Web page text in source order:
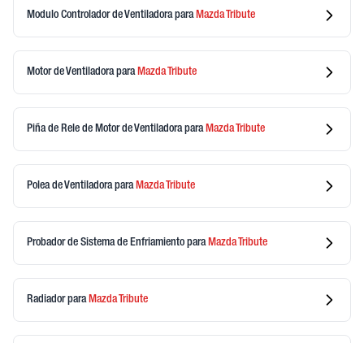
Modulo Controlador de Ventiladorapara MazdaTribute
Motor de Ventiladorapara MazdaTribute
Piña de Rele de Motor de Ventiladorapara MazdaTribute
Polea de Ventiladorapara MazdaTribute
Probador de Sistema de Enfriamiento para MazdaTribute
Radiadorpara MazdaTribute